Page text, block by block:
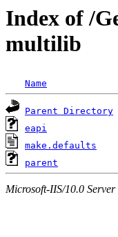
Index of /
multilib
Name
Parent Directory
eapi
make.defaults
parent
Microsoft-IIS/10.0